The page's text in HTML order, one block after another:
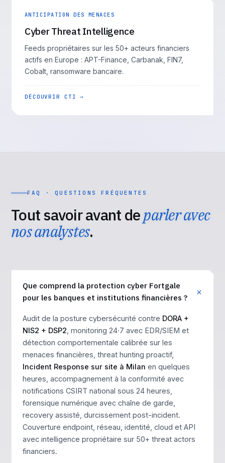
ANTICIPATION DES MENACES
Cyber Threat Intelligence
Feeds propriétaires sur les 50+ acteurs financiers
actifs en Europe : APT-Finance, Carbanak, FIN7,
Cobalt, ransomware bancaire.
DÉCOUVRIR CTI →
FAQ · QUESTIONS FRÉQUENTES
Tout savoir avant deparler avec
nos analystes.
Que comprend la protection cyber Fortgale
pour les banques et institutions financières ?
Audit de la posture cybersécurité contre DORA +
NIS2 + DSP2 , monitoring 24·7 avec EDR/SIEM et
détection comportementale calibrée sur les
menaces financières, threat hunting proactif,
Incident Response sur site à Milan en quelques
heures, accompagnement à la conformité avec
notifications CSIRT national sous 24 heures,
forensique numérique avec chaîne de garde,
recovery assisté, durcissement post-incident.
Couverture endpoint, réseau, identité, cloud et API
avec intelligence propriétaire sur 50+ threat actors
financiers.